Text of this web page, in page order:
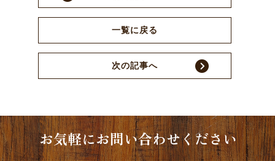
一覧に戻る
次の記事へ
お気軽にお問い合わせください